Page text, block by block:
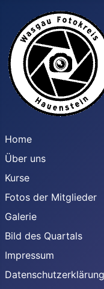
Home
Über uns
Kurse
Fotos der Mitglieder
Galerie
Bild des Quartals
Impressum
Datenschutzerklärung